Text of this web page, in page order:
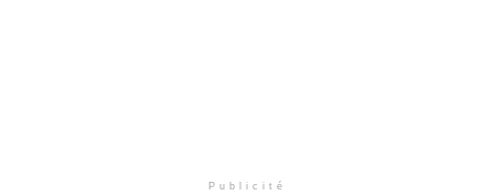
Publicité